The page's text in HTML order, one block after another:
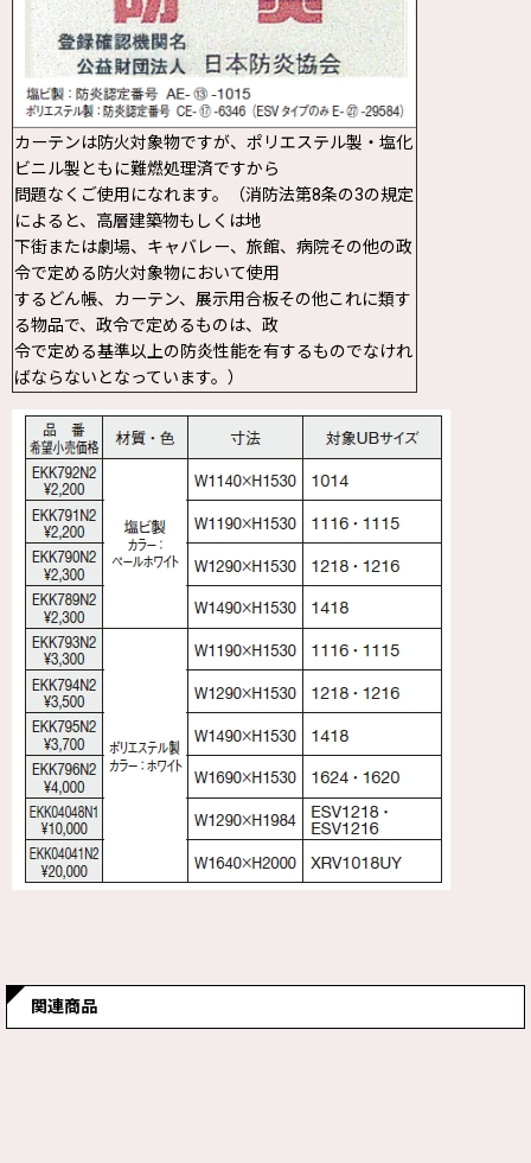
カーテンは防火対象物ですが、ポリエステル製・塩化
ビニル製ともに難燃処理済ですから
問題なくご使用になれます。（消防法第8条の3の規定
によると、高層建築物もしくは地
下街または劇場、キャバレー、旅館、病院その他の政
令で定める防火対象物において使用
するどん帳、カーテン、展示用合板その他これに類す
る物品で、政令で定めるものは、政
令で定める基準以上の防炎性能を有するものでなけれ
ばならないとなっています。）
関連商品